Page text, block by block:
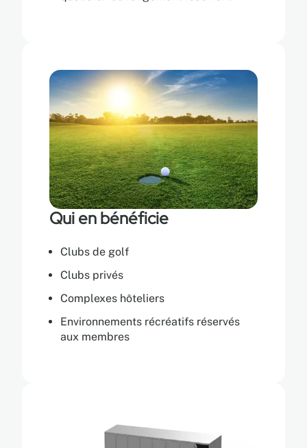
Qui en bénéficie
Clubs de golf
Clubs privés
Complexes hôteliers
Environnements récréatifs réservés
aux membres